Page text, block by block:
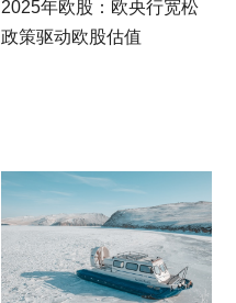
2025年欧股：欧央行宽松
政策驱动欧股估值